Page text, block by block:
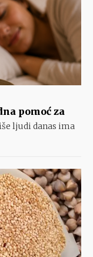
pomoć za
ljudi danas ima